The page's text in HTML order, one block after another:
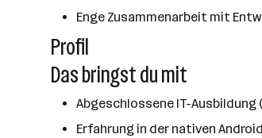
Enge Zusammenarbeit mit
Profil
Das bringst du mit
Abgeschlossene IT-
Erfahrung in der nativen